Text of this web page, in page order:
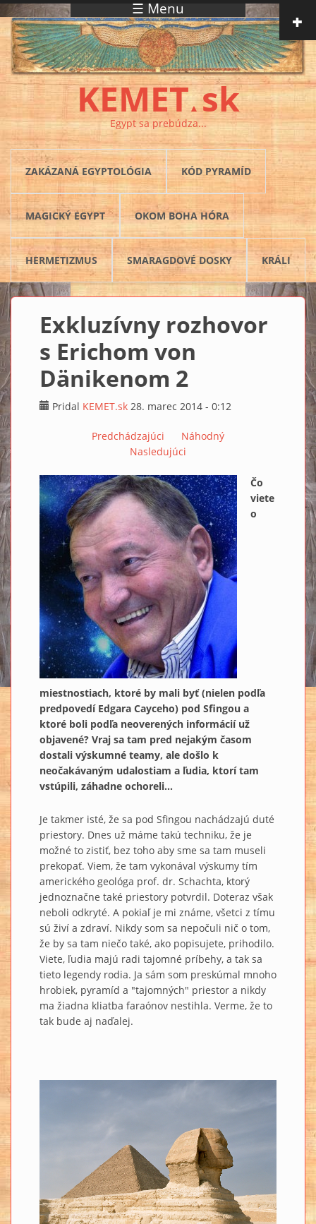
Skočiť na hlavný obsah ☰ Menu
KEMET▲ sk
Egypt sa prebúdza...
ZAKÁZANÁ EGYPTOLÓGIA KÓD PYRAMÍD
MAGICKÝ EGYPT OKOM BOHA HÓRA
HERMETIZMUS SMARAGDOVÉ DOSKY KRÁLI
Exkluzívny rozhovor
s Erichom von
Dänikenom 2
Pridal KEMET.sk 28. marec 2014 - 0:12
Predchádzajúci
Náhodný
Nasledujúci
Čo
viete
o
miestnostiach, ktoré by mali byť (nielen podľa
predpovedí Edgara Cayceho) pod Sfingou a
ktoré boli podľa neoverených informácií už
objavené? Vraj sa tam pred nejakým časom
dostali výskumné teamy, ale došlo k
neočakávaným udalostiam a ľudia, ktorí tam
vstúpili, záhadne ochoreli...
Je takmer isté, že sa pod Sfingou nachádzajú duté
priestory. Dnes už máme takú techniku​​, že je
možné to zistiť, bez toho aby sme sa tam museli
prekopať. Viem, že tam vykonával výskumy tím
amerického geológa prof. dr. Schachta, ktorý
jednoznačne také priestory potvrdil. Doteraz však
neboli odkryté. A pokiaľ je mi známe, všetci z tímu
sú živí a zdraví. Nikdy som sa nepočuli nič o tom,
že by sa tam niečo také, ako popisujete, prihodilo.
Viete, ľudia majú radi tajomné príbehy, a tak sa
tieto legendy rodia. Ja sám som preskúmal mnoho
hrobiek, pyramíd a "tajomných" priestor a nikdy
ma žiadna kliatba faraónov nestihla. Verme, že to
tak bude aj naďalej.